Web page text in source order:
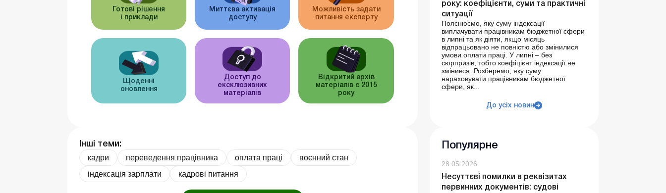
Готові рішення
і приклади
Миттєва активація
доступу
Можливість задати
питання експерту
Щоденні
оновлення
Доступ до
ексклюзивних
матеріалів
Відкритий архів
матеріалів c 2015
року
Інші теми:
кадри переведення працівника оплата праці
воєнний стан
індексація зарплати
кадрові питання
року: коефіцієнти, суми та практичні
ситуації
Пояснюємо, яку суму індексації
виплачувати працівникам бюджетної сфери
в липні та як діяти, якщо місяць
відпрацьовано не повністю або змінилися
умови оплати праці. У липні – без
сюрпризів, тобто коефіцієнт індексації не
змінився. Розберемо, яку суму
нараховувати працівникам бюджетної
сфери, як...
До усіх новин
Популярне
28.05.2026
Несуттєві помилки в реквізитах
первинних документів: судові